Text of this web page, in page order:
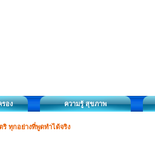
รอง ความรู้ สุขภาพ
ริ ทุกอย่างที่พูดทำได้จริง